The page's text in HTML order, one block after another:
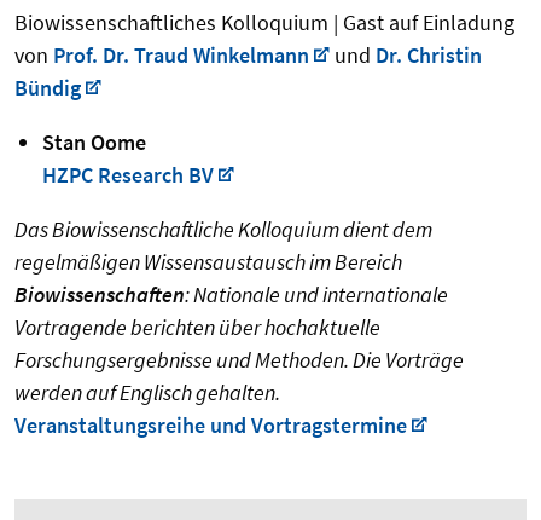
Biowissenschaftliches Kolloquium | Gast auf Einladung
von Prof. Dr. Traud Winkelmann und Dr. Christin
Bündig
Stan Oome
HZPC Research BV
Das Biowissenschaftliche Kolloquium dient dem
regelmäßigen Wissensaustausch im Bereich
Biowissenschaften: Nationale und internationale
Vortragende berichten über hochaktuelle
Forschungsergebnisse und Methoden. Die Vorträge
werden auf Englisch gehalten.
Veranstaltungsreihe und Vortragstermine